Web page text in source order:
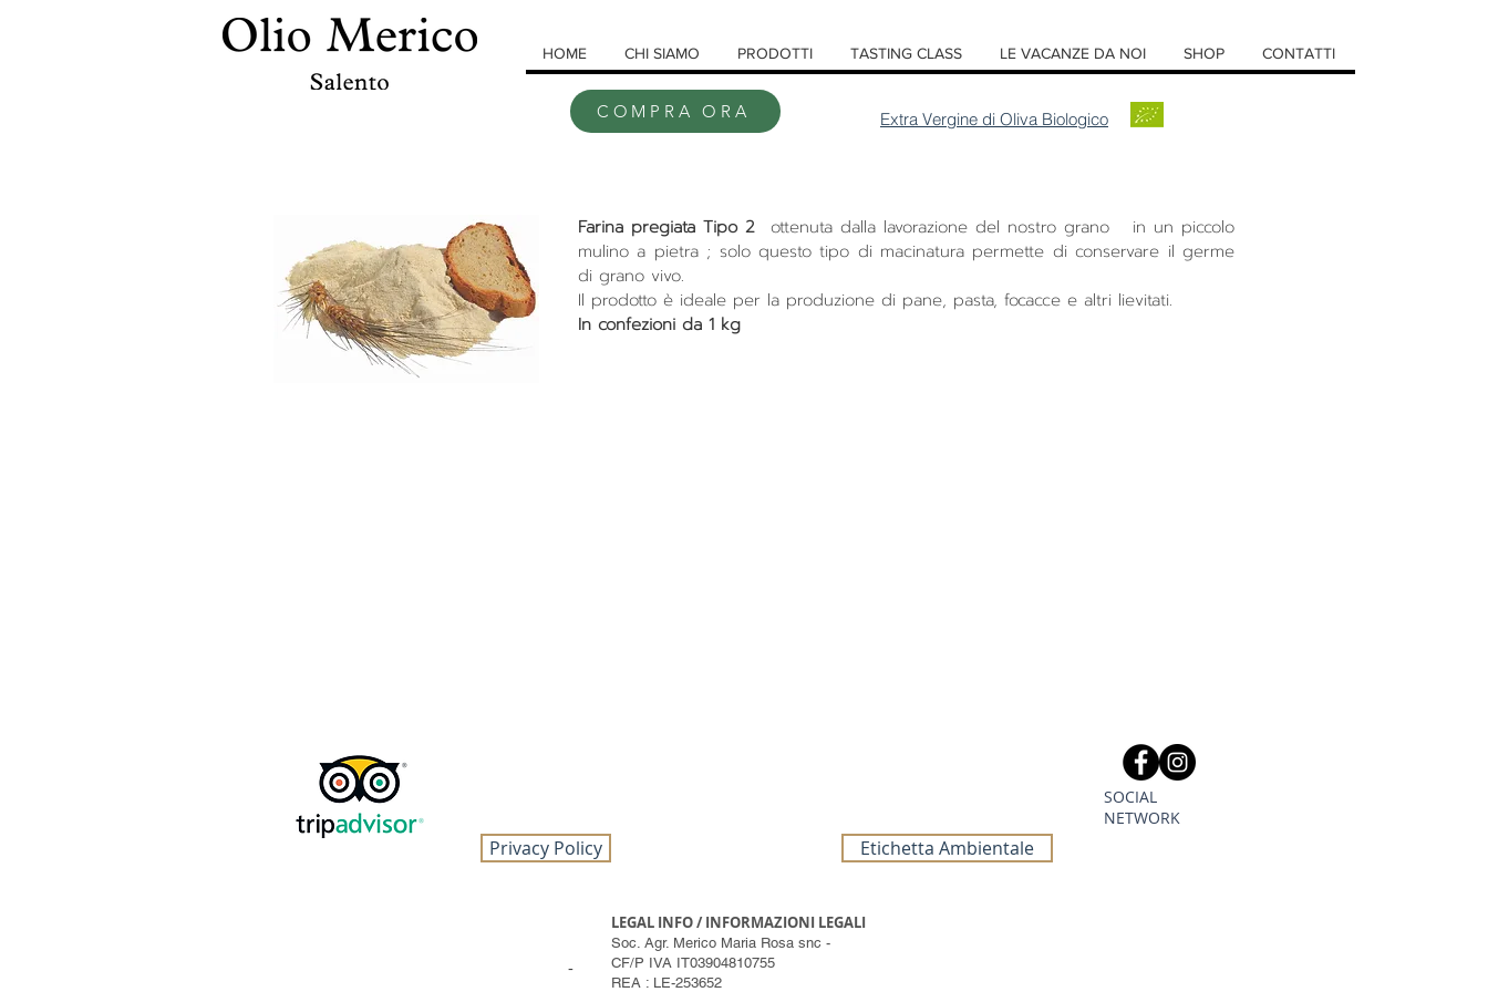
HOME CHI SIAMO PRODOTTI TASTING CLASS LE VACANZE DA NOI SHOP CONTATTI
COMPRA ORA Extra Vergine di Oliva Biologico
Farina pregiata Tipo 2 ottenuta dalla lavorazione del nostro grano in un piccolo
mulino a pietra ; solo questo tipo di macinatura permette di conservare il germe
di grano vivo.
Il prodotto è ideale per la produzione di pane, pasta, focacce e altri lievitati.
In confezioni da 1 kg
Privacy Policy
SOCIAL
NETWORK
Etichetta Ambientale
-
Tour Enogastromici in azienda
LEGAL INFO / INFORMAZIONI LEGALI
Soc. Agr. Merico Maria Rosa snc -
CF/P IVA IT03904810755
REA : LE-253652